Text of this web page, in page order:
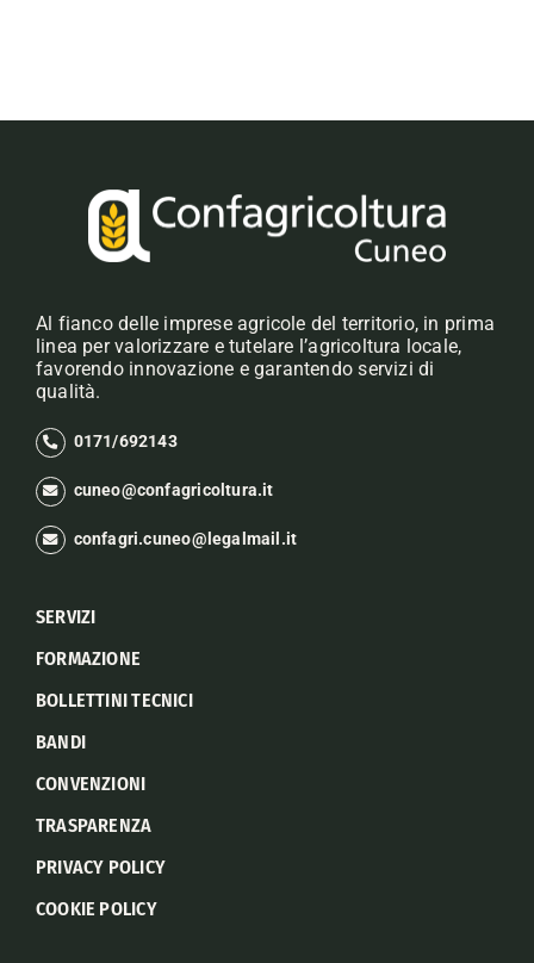
Al fianco delle imprese agricole del territorio, in prima
linea per valorizzare e tutelare l’agricoltura locale,
favorendo innovazione e garantendo servizi di
qualità.
0171/692143
cuneo@confagricoltura.it
confagri.cuneo@legalmail.it
SERVIZI
FORMAZIONE
BOLLETTINI TECNICI
BANDI
CONVENZIONI
TRASPARENZA
PRIVACY POLICY
COOKIE POLICY